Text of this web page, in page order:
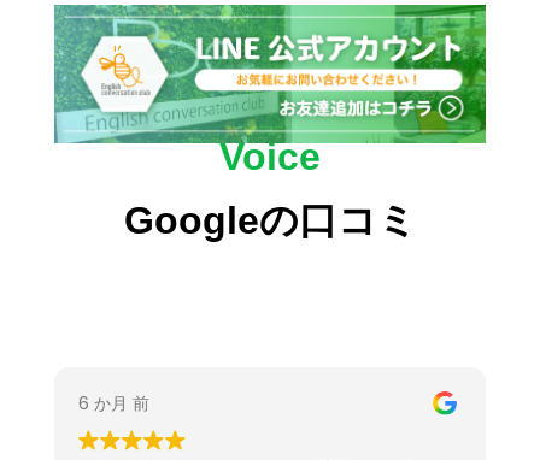
aibashi#englishschool#
englishcafe#nativeengli
sh#englishteacher#eng
lishlesson#englishstaff
#conversation#studyen
glish#havefun#be
Voice
Googleの口コミ